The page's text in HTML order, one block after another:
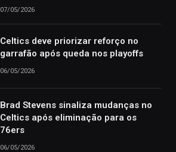
07/05/2026
Celtics deve priorizar reforço no
garrafão após queda nos playoffs
06/05/2026
Brad Stevens sinaliza mudanças no
Celtics após eliminação para os
76ers
06/05/2026